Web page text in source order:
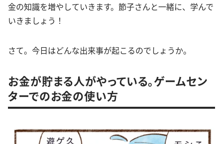
金の知識を増やしていきます。節子さんと一緒に、学んで
いきましょう！
さて。今日はどんな出来事が起こるのでしょうか。
お金が貯まる人がやっている。ゲームセン
ターでのお金の使い方